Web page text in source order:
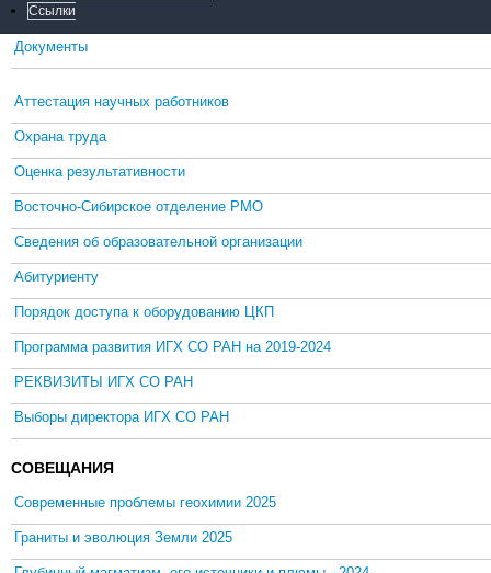
Ссылки
Документы
Аттестация научных работников
Охрана труда
Оценка результативности
Восточно-Сибирское отделение РМО
Сведения об образовательной организации
Абитуриенту
Порядок доступа к оборудованию ЦКП
Программа развития ИГХ СО РАН на 2019-2024
РЕКВИЗИТЫ ИГХ СО РАН
Выборы директора ИГХ СО РАН
СОВЕЩАНИЯ
Современные проблемы геохимии 2025
Граниты и эволюция Земли 2025